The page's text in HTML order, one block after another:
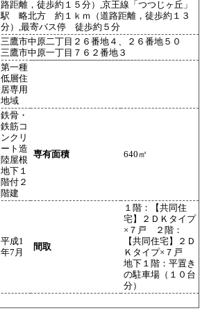
路距離，徒歩約１５分）,京王線「つつじヶ丘」
駅 略北方 約１ｋｍ（道路距離，徒歩約１３
分）,最寄バス停 徒歩約５分
三鷹市中原二丁目２６番地４、２６番地５０
三鷹市中原一丁目７６２番地３
第一種
低層住
居専用
地域
鉄骨・
鉄筋コ
ンクリ
ート造
陸屋根
地下１
階付２
階建
専有面積 640㎡
平成1
年7月
間取
１階：【共同住
宅】２ＤＫタイプ
×７戸 ２階：
【共同住宅】２Ｄ
Ｋタイプ×７戸
地下１階：平置き
の駐車場（１０台
分）